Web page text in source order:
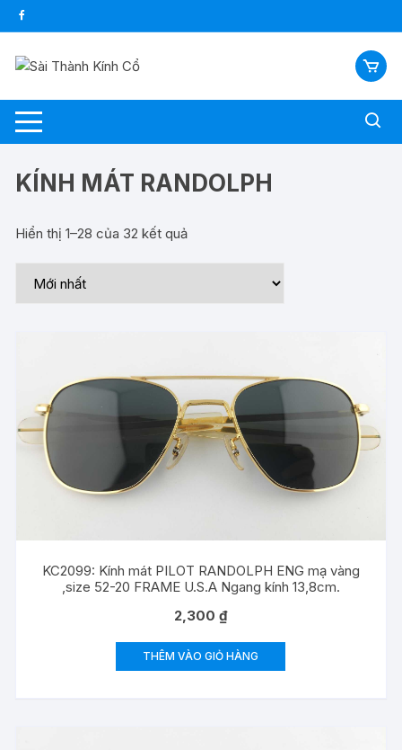
Chuyển
tới
nội
dung
KÍNH MÁT RANDOLPH
Hiển thị 1–28 của 32 kết quả
KC2099: Kính mát PILOT RANDOLPH ENG mạ vàng
,size 52-20 FRAME U.S.A Ngang kính 13,8cm.
2,300₫
THÊM VÀO GIỎ HÀNG